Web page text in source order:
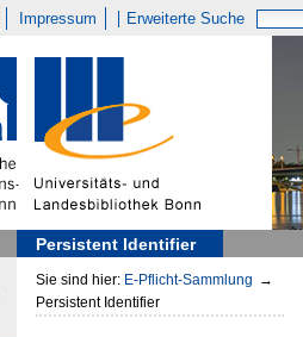
Impressum Erweiterte Suche
Persistent Identifier
Sie sind hier: E-Pflicht-Sammlung →
Persistent Identifier